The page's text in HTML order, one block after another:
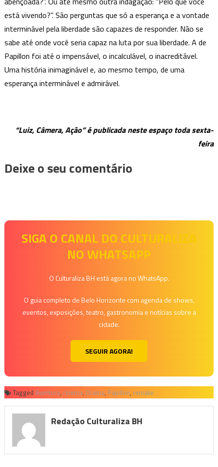
está vivendo?”. São perguntas que só a esperança e a vontade
interminável pela liberdade são capazes de responder. Não se
sabe até onde você seria capaz na luta por sua liberdade. A de
Papillon foi até o impensável, o incalculável, o inacreditável.
Uma história inimaginável e, ao mesmo tempo, de uma
esperança interminável e admirável.
“Luiz, Câmera, Ação” é publicada neste espaço toda sexta-
feira
Deixe o seu comentário
SIGA O CANAL DO CULTURALIZA
NO WHATSAPP
O Culturaliza BH está agora no WhatsApp.
O guia completo de Belo Horizonte com agenda de shows,
eventos, exposições, teatro, gastronomia e notícias sobre a
cidade.
SEGUIR AGORA!
Tagged Aventura, cinema, Drama, Papillon, remake
Redação Culturaliza BH